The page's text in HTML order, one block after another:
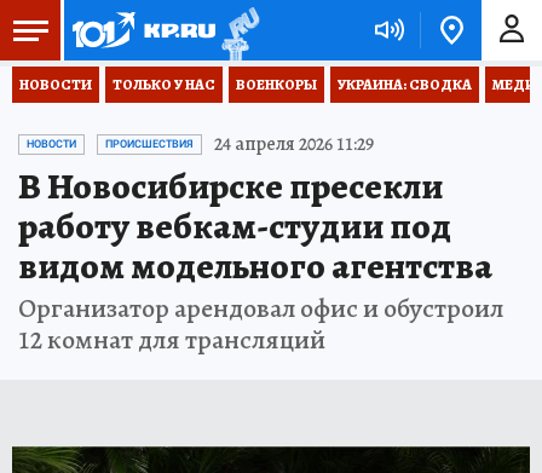
НОВОСТИ ТОЛЬКО У НАС ВОЕНКОРЫ УКРАИНА: СВОДКА
НОВОСТИ ПРОИСШЕСТВИЯ 24 апреля 2026 11:29
В Новосибирске пресекли
работу вебкам-студии под
видом модельного агентства
Организатор арендовал офис и обустроил
12 комнат для трансляций